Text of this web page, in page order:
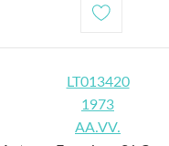
LT013420
1973
AA.VV.